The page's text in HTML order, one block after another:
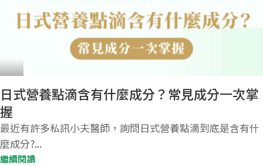
日式營養點滴含有什麼成分？常見成分一次掌
握
最近有許多私訊小夫醫師，詢問日式營養點滴到底是含有什
麼成分?...
繼續閱讀